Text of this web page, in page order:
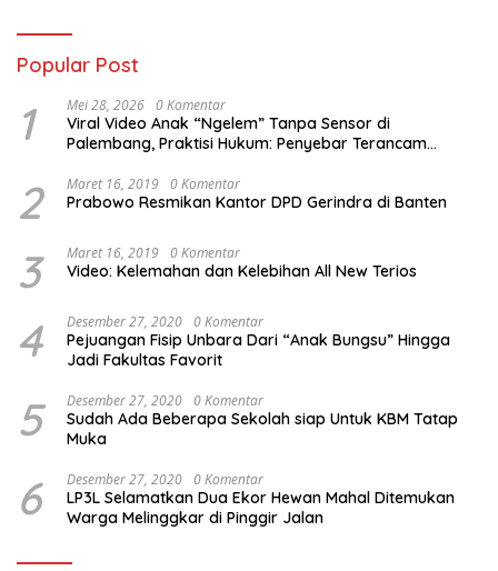
Popular Post
1 Mei 28, 2026 0 Komentar
Viral Video Anak “Ngelem” Tanpa Sensor di
Palembang, Praktisi Hukum: Penyebar Terancam
2 Maret 16, 2019 0 Komentar
Prabowo Resmikan Kantor DPD Gerindra di Banten
3 Maret 16, 2019 0 Komentar
Video: Kelemahan dan Kelebihan All New Terios
4 Desember 27, 2020 0 Komentar
Pejuangan Fisip Unbara Dari “Anak Bungsu” Hingga
Jadi Fakultas Favorit
5 Desember 27, 2020 0 Komentar
Sudah Ada Beberapa Sekolah siap Untuk KBM Tatap
Muka
6 Desember 27, 2020 0 Komentar
LP3L Selamatkan Dua Ekor Hewan Mahal Ditemukan
Warga Melinggkar di Pinggir Jalan